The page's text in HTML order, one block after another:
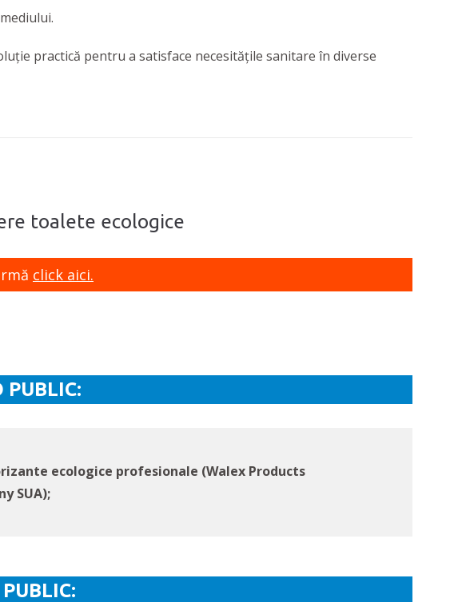
practică pentru a satisface necesitățile sanitare în diverse
toalete ecologice
click aici.
ecologice profesionale (Walex Products
SUA);